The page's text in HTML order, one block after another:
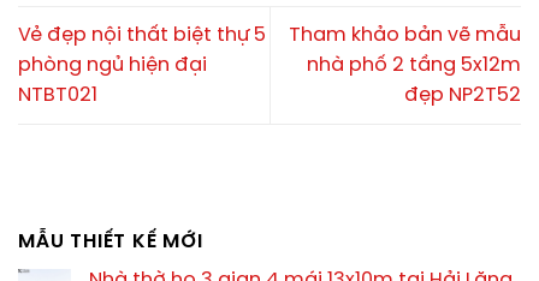
Vẻ đẹp nội thất biệt thự 5
phòng ngủ hiện đại
NTBT021
Tham khảo bản vẽ mẫu
nhà phố 2 tầng 5x12m
đẹp NP2T52
MẪU THIẾT KẾ MỚI